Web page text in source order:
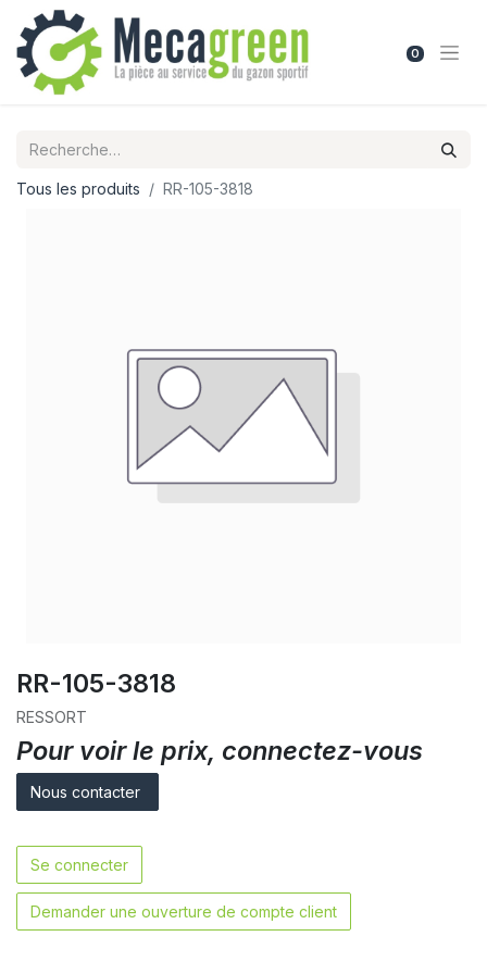
0
Tous les produits RR-105-3818
RR-105-3818
RESSORT
Pour voir le prix, connectez-vous
Nous contacter
Se connecter
Demander une ouverture de compte client